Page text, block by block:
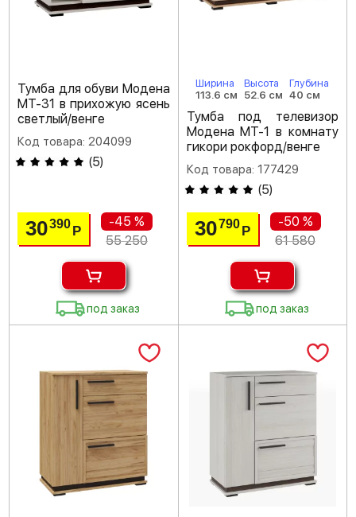
Тумба для обуви Модена
МТ-31 в прихожую ясень
светлый/венге
Код товара: 204099
(5)
30390Р
-45 %
55 250
под заказ
Ширина
113.6 см
Высота
52.6 см
Глубина
40 см
Тумба под телевизор
Модена МТ-1 в комнату
гикори рокфорд/венге
Код товара: 177429
(5)
30790 Р
-50 %
61 580
под заказ